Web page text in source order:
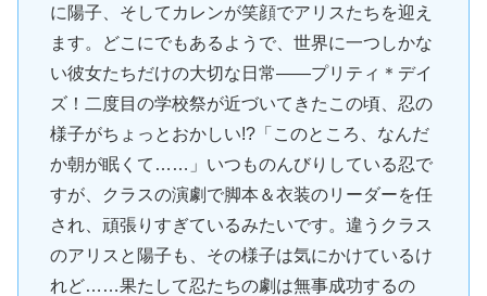
に陽子、そしてカレンが笑顔でアリスたちを迎え
ます。どこにでもあるようで、世界に一つしかな
い彼女たちだけの大切な日常――プリティ＊デイ
ズ！二度目の学校祭が近づいてきたこの頃、忍の
様子がちょっとおかしい!?「このところ、なんだ
か朝が眠くて……」いつものんびりしている忍で
すが、クラスの演劇で脚本＆衣装のリーダーを任
され、頑張りすぎているみたいです。違うクラス
のアリスと陽子も、その様子は気にかけているけ
れど……果たして忍たちの劇は無事成功するの